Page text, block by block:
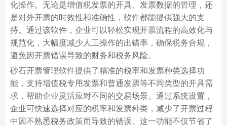
化操作。无论是增值税发票的开具、发票数据的管理，还
是对外开票的时效性和准确性，软件都能提供强大的支
持。通过该软件，企业可以轻松实现开票流程的高效化与
规范化，大幅度减少人工操作的出错率，确保税务合规，
避免因开票错误导致的财务和税务风险。
砂石开票管理软件提供了精准的税率和发票种类选择功
能，支持增值税专用发票和普通发票等不同类型的开具需
求，帮助企业灵活应对不同的交易场景。通过系统设置，
企业可快速选择对应的税率和发票种类，减少了开票过程
中因不熟悉税务政策而导致的错误。这一功能不仅节省了